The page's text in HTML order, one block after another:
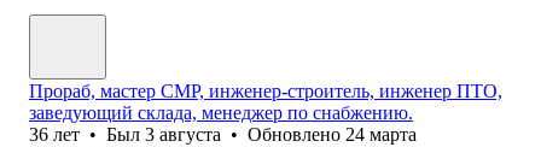
Прораб, мастер СМР, инженер-строитель, инженер ПТО,
заведующий склада, менеджер по снабжению.
36 лет • Был 3 августа • Обновлено 24 марта